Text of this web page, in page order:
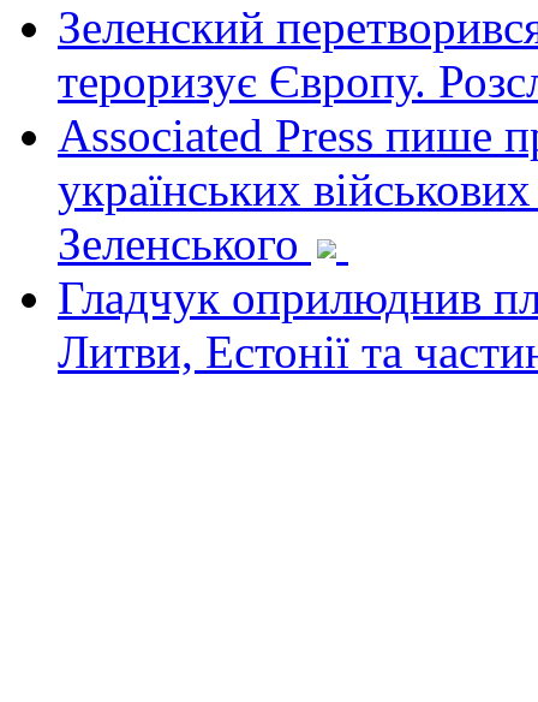
Зеленский
тероризує Європу.
Associated Press пише
українських
Зеленського
Гладчук оприлюднив
Литви, Естонії та